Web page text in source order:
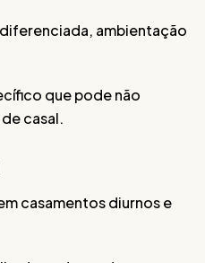
ambientação
que pode não
casal.
casamentos diurnos e